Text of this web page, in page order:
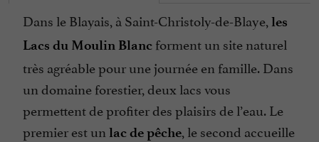
Dans le Blayais, à Saint-Christoly-de-Blaye, les
Lacs du Moulin Blanc forment un site naturel
très agréable pour une journée en famille. Dans
un domaine forestier, deux lacs vous
permettent de profiter des plaisirs de l’eau. Le
premier est un lac de pêche, le second accueille